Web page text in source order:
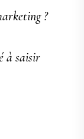
?
à saisir